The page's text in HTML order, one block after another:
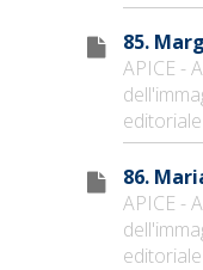
85.
APICE -
editoriale
86.
APICE -
editoriale